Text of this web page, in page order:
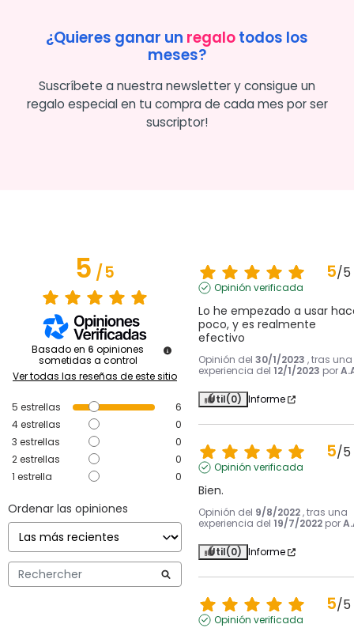
¿Quieres ganar un regalotodos los
meses?
Suscríbete a nuestra newsletter y consigue un
regalo especial en tu compra de cada mes por ser
suscriptor!
5/5
Basado en 6 opiniones
sometidas a control
Ver todas las reseñas de este sitio
5 estrellas
6
4estrellas
0
3 estrellas
0
2estrellas
0
1 estrella 0
Ordenar las opiniones
5/5
Opinión verificada
Lo he empezado a usar
poco, y es realmente
efectivo
Opinión del 30/1/2023 , tras una
experiencia del 12/1/2023 por
Útil(0) Informe
5/5
Opinión verificada
Bien.
Opinión del 9/8/2022 , tras una
experiencia del 19/7/2022 por
Útil(0) Informe
5/5
Opinión verificada